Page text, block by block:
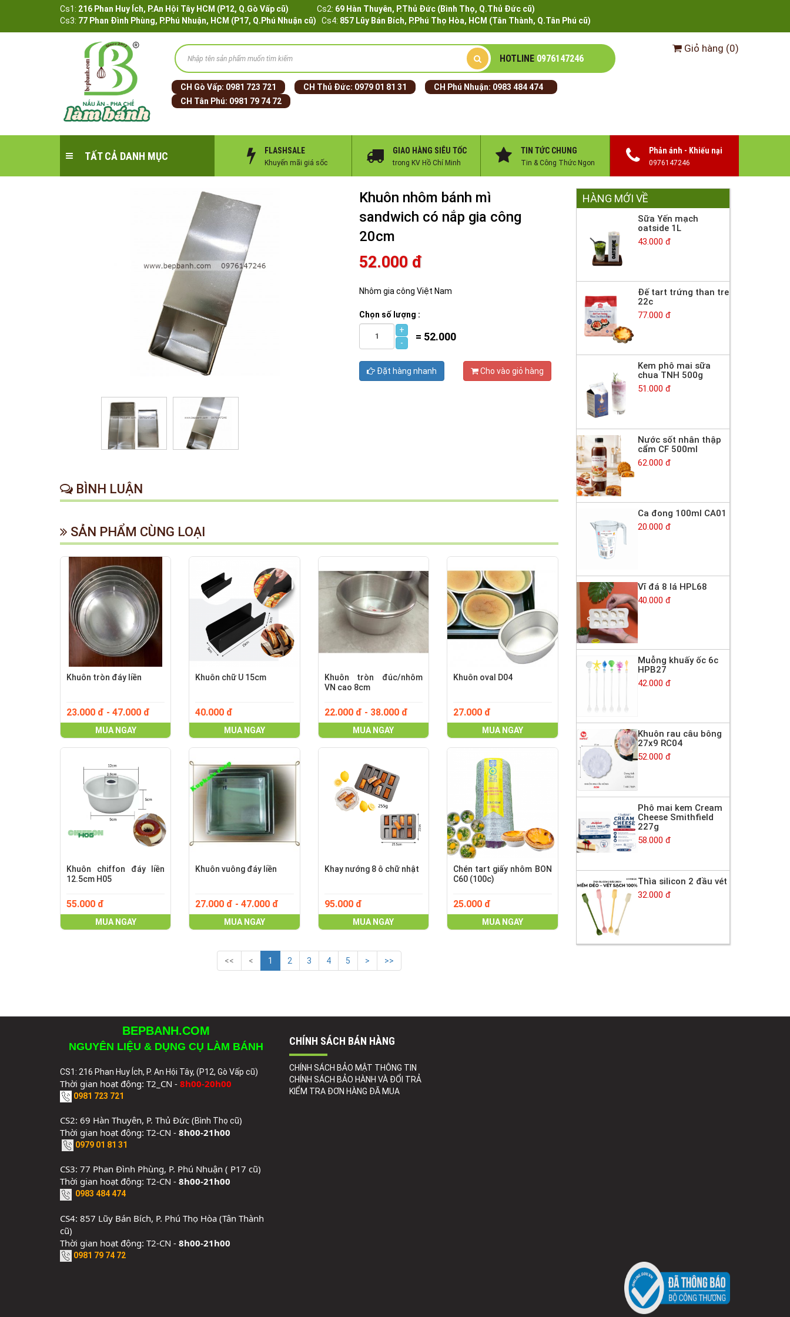
Cs1: 216 Phan Huy Ích, P.An Hội Tây HCM (P12, Q.Gò Vấp cũ) Cs2: 69 Hàn Thuyên, P.Thủ Đức (Bình Thọ, Q.Thủ Đức cũ)
Cs3: 77 Phan Đình Phùng, P.Phú Nhuận, HCM (P17, Q.Phú Nhuận cũ) Cs4: 857 Lũy Bán Bích, P.Phú Thọ Hòa, HCM (Tân Thành, Q.Tân Phú cũ)
HOTLINE 0976147246
CH Gò Vấp: 0981 723 721 CH Thủ Đức: 0979 01 81 31 CH Phú Nhuận: 0983 484 474
CH Tân Phú: 0981 79 74 72
Giỏ hàng (0)
TẤT CẢ DANH MỤC FLASHSALE
Khuyến mãi giá sốc
GIAO HÀNG SIÊU TỐC
trong KV Hồ Chí Minh
TIN TỨC CHUNG
Tin & Công Thức Ngon
Phản ánh - Khiếu nại
0976147246
Khuôn nhôm bánh mì
sandwich có nắp gia công
20cm
52.000 đ
Nhôm gia công Việt Nam
Chọn số lượng :
+
-
= 52.000
Đặt hàng nhanh Cho vào giỏ hàng
BÌNH LUẬN
SẢN PHẨM CÙNG LOẠI
Khuôn tròn đáy liền
23.000 đ - 47.000 đ
MUA NGAY
Khuôn chữ U 15cm
40.000 đ
MUA NGAY
Khuôn tròn đúc/nhôm
VN cao 8cm
22.000 đ - 38.000 đ
MUA NGAY
Khuôn oval D04
27.000 đ
MUA NGAY
Khuôn chiffon đáy liền
12.5cm H05
55.000 đ
MUA NGAY
Khuôn vuông đáy liền
27.000 đ - 47.000 đ
MUA NGAY
Khay nướng 8 ô chữ nhật
95.000 đ
MUA NGAY
Chén tart giấy nhôm BON
C60 (100c)
25.000 đ
MUA NGAY
<< < 1 2 3 4 5 > >>
HÀNG MỚI VỀ
Sữa Yến mạch
oatside 1L
43.000 đ
Đế tart trứng than tre
22c
77.000 đ
Kem phô mai sữa
chua TNH 500g
51.000 đ
Nước sốt nhân thập
cẩm CF 500ml
62.000 đ
Ca đong 100ml CA01
20.000 đ
Vĩ đá 8 lá HPL68
40.000 đ
Muỗng khuấy ốc 6c
HPB27
42.000 đ
Khuôn rau câu bông
27x9 RC04
52.000 đ
Phô mai kem Cream
Cheese Smithfield
227g
58.000 đ
Thìa silicon 2 đầu vét
32.000 đ
BEPBANH.COM
NGUYÊN LIỆU & DỤNG CỤ LÀM BÁNH
CS1: 216 Phan Huy Ích, P. An Hội Tây, (P12, Gò Vấp cũ)
Thời gian hoạt động: T2_CN - 8h00-20h00
0981 723 721
CS2: 69 Hàn Thuyên, P. Thủ Đức (Bình Thọ cũ)
Thời gian hoạt động: T2-CN - 8h00-21h00
0979 01 81 31
CS3: 77 Phan Đình Phùng, P. Phú Nhuận ( P17 cũ)
Thời gian hoạt động: T2-CN - 8h00-21h00
0983 484 474
CS4: 857 Lũy Bán Bích, P. Phú Thọ Hòa (Tân Thành
cũ)
Thời gian hoạt động: T2-CN - 8h00-21h00
0981 79 74 72
CHÍNH SÁCH BÁN HÀNG
CHÍNH SÁCH BẢO MẬT THÔNG TIN
CHÍNH SÁCH BẢO HÀNH VÀ ĐỔI TRẢ
KIỂM TRA ĐƠN HÀNG ĐÃ MUA